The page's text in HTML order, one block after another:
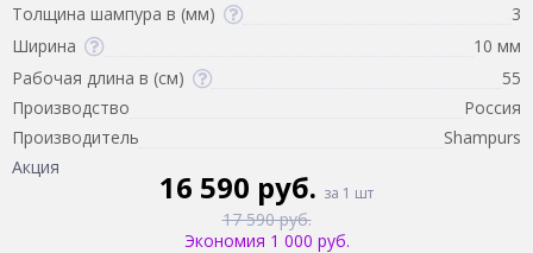
Толщина шампура в (мм)
3
Ширина
10 мм
Рабочая длина в (см)
55
Производство
Россия
Производитель
Shampurs
Акция
16 590 руб. за 1 шт
17 590 руб.
Экономия 1 000 руб.